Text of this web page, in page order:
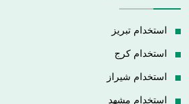
استخدام تبریز
استخدام کرج
استخدام شیراز
استخدام مشهد